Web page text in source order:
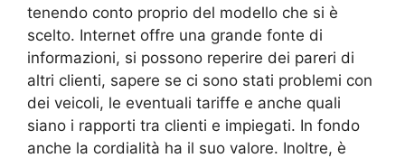
tenendo conto proprio del modello che si è
scelto. Internet offre una grande fonte di
informazioni, si possono reperire dei pareri di
altri clienti, sapere se ci sono stati problemi con
dei veicoli, le eventuali tariffe e anche quali
siano i rapporti tra clienti e impiegati. In fondo
anche la cordialità ha il suo valore. Inoltre, è